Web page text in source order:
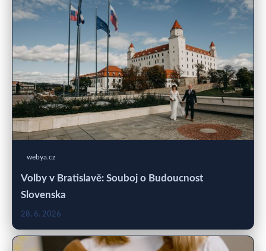
webya.cz
Volby v Bratislavě: Souboj o Budoucnost
Slovenska
28. 6. 2026